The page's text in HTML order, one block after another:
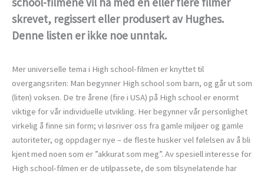
skrevet, regissert eller produsert av Hughes.
Denne listen er ikke noe unntak.
Mer universelle tema i High school-filmen er knyttet til
overgangsriten: Man begynner High school som barn, og går ut som
(liten) voksen. De tre årene (fire i USA) på High school er enormt
viktige for vår individuelle utvikling. Her begynner vår personlighet
virkelig å finne sin form; vi løsriver oss fra gamle miljøer og gamle
autoriteter, og oppdager nye – de fleste husker vel følelsen av å bli
kjent med noen som er ”akkurat som meg”. Av spesiell interesse for
High school-filmen er de utilpassete, de som tilsynelatende har